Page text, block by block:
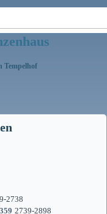
Tempelhof
2738
2739-2898